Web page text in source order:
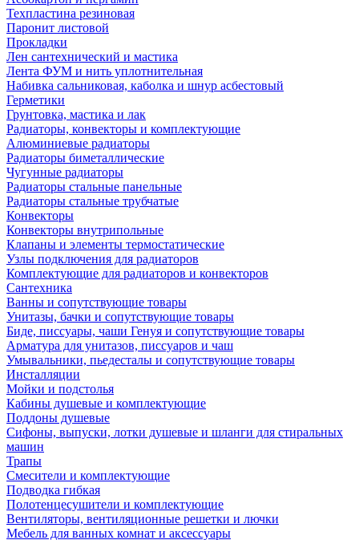
Техпластина резиновая
Паронит листовой
Прокладки
Лен сантехнический и мастика
Лента ФУМ и нить уплотнительная
Набивка сальниковая, каболка и шнур асбестовый
Герметики
Грунтовка, мастика и лак
Радиаторы, конвекторы и комплектующие
Алюминиевые радиаторы
Радиаторы биметаллические
Чугунные радиаторы
Радиаторы стальные панельные
Радиаторы стальные трубчатые
Конвекторы
Конвекторы внутрипольные
Клапаны и элементы термостатические
Узлы подключения для радиаторов
Комплектующие для радиаторов и конвекторов
Сантехника
Ванны и сопутствующие товары
Унитазы, бачки и сопутствующие товары
Биде, писсуары, чаши Генуя и сопутствующие товары
Арматура для унитазов, писсуаров и чаш
Умывальники, пьедесталы и сопутствующие товары
Инсталляции
Мойки и подстолья
Кабины душевые и комплектующие
Поддоны душевые
Сифоны, выпуски, лотки душевые и шланги для стиральных
машин
Трапы
Смесители и комплектующие
Подводка гибкая
Полотенцесушители и комплектующие
Вентиляторы, вентиляционные решетки и лючки
Мебель для ванных комнат и аксессуары